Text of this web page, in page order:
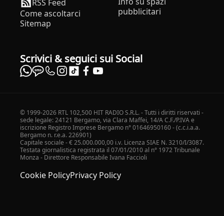
RSS Feed
Come ascoltarci
Sitemap
pubblicitari
Scrivici & seguici sui Social
© 1999-2026 RTL 102,500 HIT RADIO S.R.L. - Tutti i diritti riservati -
sede legale: 24121 Bergamo, via Clara Maffei, 14/A C.F./P.IVA e
iscrizione Registro Imprese Bergamo n° 01646950160 - (c.c.i.a.a.
Bergamo n. r.e.a. 226901)
Capitale sociale - € 25.000.000,00 i.v. Licenza SIAE N. 3210/I/3087.
Testata giornalistica registrata il 07/01/2010 al n° 1972 Tribunale
Monza - Direttore Responsabile Ivana Faccioli
Cookie PolicyPrivacy Policy